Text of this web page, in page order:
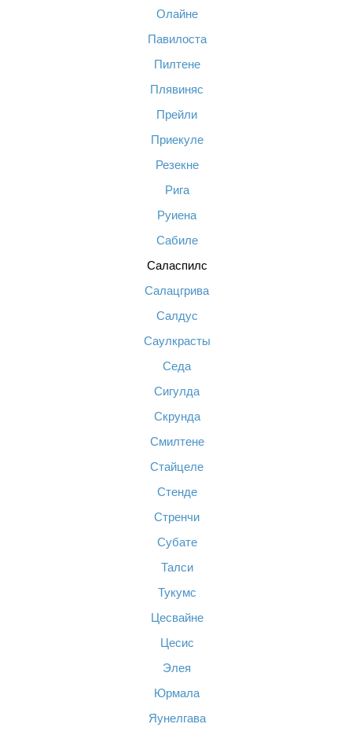
Олайне
Павилоста
Пилтене
Плявиняс
Прейли
Приекуле
Резекне
Рига
Руиена
Сабиле
Саласпилс
Салацгрива
Салдус
Саулкрасты
Седа
Сигулда
Скрунда
Смилтене
Стайцеле
Стенде
Стренчи
Субате
Талси
Тукумс
Цесвайне
Цесис
Элея
Юрмала
Яунелгава